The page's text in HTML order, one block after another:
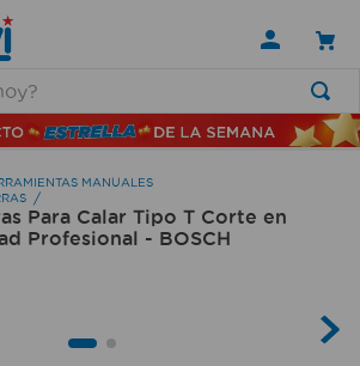
MANUALES
Para Calar Tipo T Corte en
Profesional - BOSCH